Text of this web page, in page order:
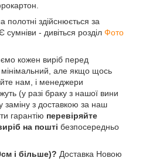
полотні здійснюється за
- дивіться розділ Фото
кожен виріб перед
мінімальний, але якщо щось
нам, і менеджери
(у разі браку з нашої вини
з доставкою за наш
гарантію перевіряйте
на пошті безпосередньо
і більше)? Доставка Новою